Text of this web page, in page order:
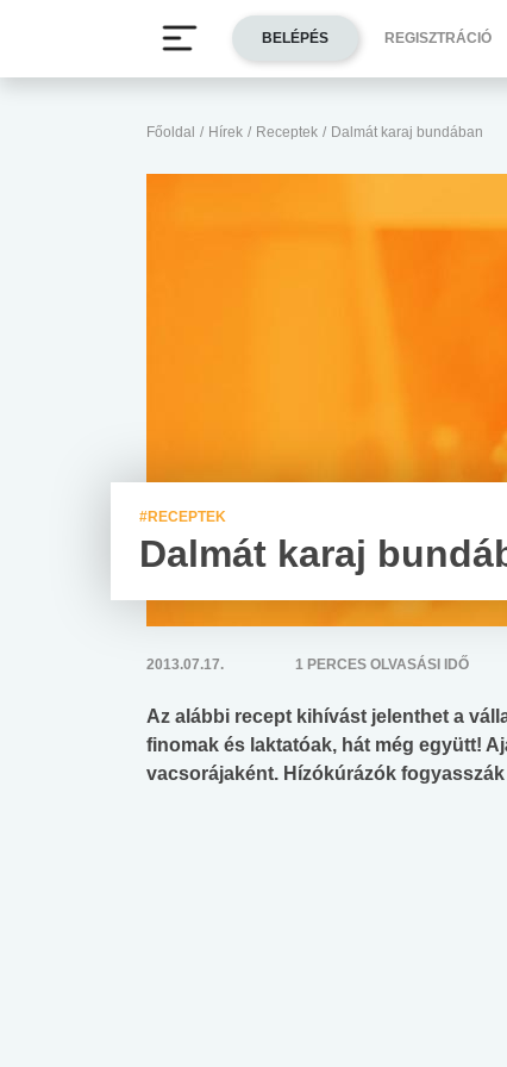
Főoldal / Hírek / Receptek / Dalmát karaj bundában
#RECEPTEK
Dalmát karaj
2013.07.17. 1 PERCES OLVASÁSI IDŐ
Az alábbi recept kihívást jelenthet a
finomak és laktatóak, hát még együtt!
vacsorájaként. Hízókúrázók
BELÉPÉS REGISZTRÁCIÓ